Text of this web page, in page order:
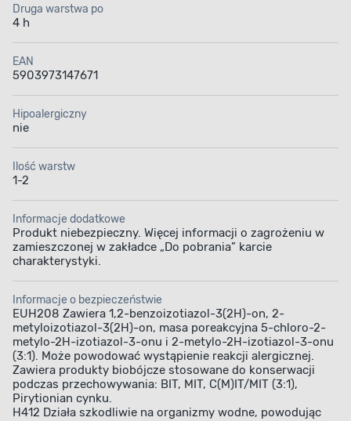
Druga warstwa po
4 h
EAN
5903973147671
Hipoalergiczny
nie
Ilość warstw
1-2
Informacje dodatkowe
Produkt niebezpieczny. Więcej informacji o zagrożeniu w
zamieszczonej w zakładce „Do pobrania” karcie
charakterystyki.
Informacje o bezpieczeństwie
EUH208 Zawiera 1,2-benzoizotiazol-3(2H)-on, 2-
metyloizotiazol-3(2H)-on, masa poreakcyjna 5-chloro-2-
metylo-2H-izotiazol-3-onu i 2-metylo-2H-izotiazol-3-onu
(3:1). Może powodować wystąpienie reakcji alergicznej.
Zawiera produkty biobójcze stosowane do konserwacji
podczas przechowywania: BIT, MIT, C(M)IT/MIT (3:1),
Pirytionian cynku.
H412 Działa szkodliwie na organizmy wodne, powodując